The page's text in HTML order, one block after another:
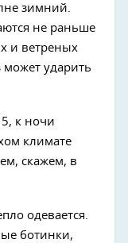
зимний.
не раньше
и ветреных
ударить
к ночи
климате
скажем, в
одевается.
ботинки,